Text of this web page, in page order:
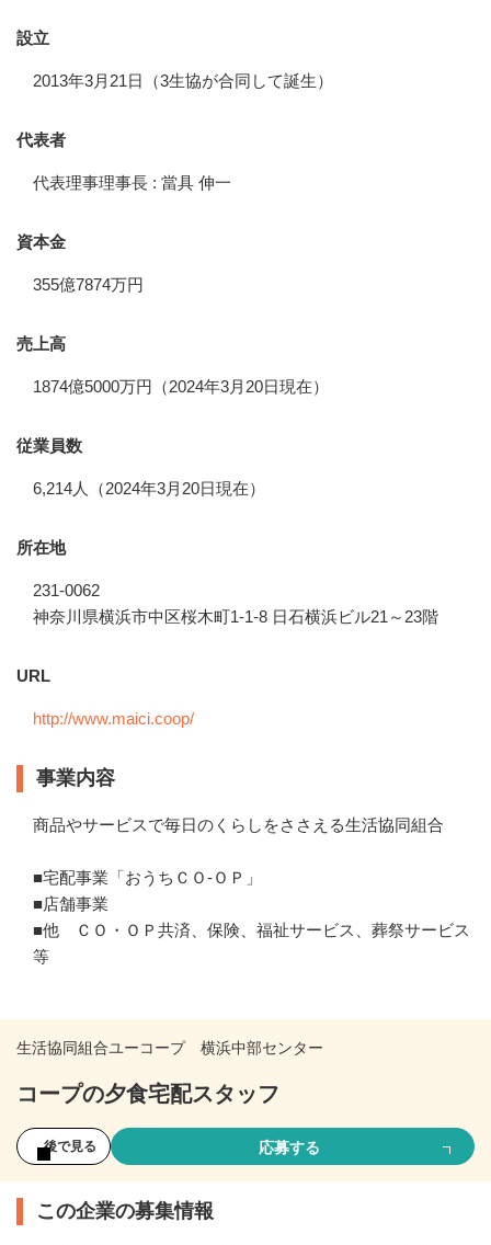
設立
2013年3月21日（3生協が合同して誕生）
代表者
代表理事理事長 : 當具 伸一
資本金
355億7874万円
売上高
1874億5000万円（2024年3月20日現在）
従業員数
6,214人（2024年3月20日現在）
所在地
231-0062
神奈川県横浜市中区桜木町1-1-8 日石横浜ビル21～23階
URL
http://www.maici.coop/
事業内容
商品やサービスで毎日のくらしをささえる生活協同組合
■宅配事業「おうちＣＯ-ＯＰ」
■店舗事業
■他　ＣＯ・ＯＰ共済、保険、福祉サービス、葬祭サービス
等
生活協同組合ユーコープ 横浜中部センター
コープの夕食宅配スタッフ
後で見る 応募する
この企業の募集情報